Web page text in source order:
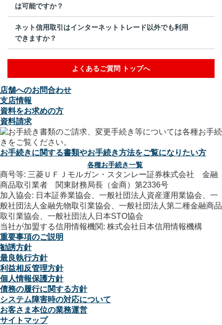
は可能ですか？
ネット信用取引はインターネットトレード以外でも利用
できますか？
よくあるご質問 トップへ
店舗へのお問合わせ
支店情報
資料をお求めの方
資料請求
お手続きに関する書類やお手続き方法をご覧になりたい方
各種お手続き一覧
商号等: 三菱ＵＦＪモルガン・スタンレー証券株式会社 金融
商品取引業者 関東財務局長（金商）第2336号
加入協会: 日本証券業協会、一般社団法人資産運用業協会、一
般社団法人金融先物取引業協会、一般社団法人第二種金融商品
取引業協会、一般社団法人日本STO協会
当社が加盟する信用情報機関: 株式会社日本信用情報機構
重要事項のご説明
勧誘方針
最良執行方針
利益相反管理方針
個人情報保護方針
債務の履行に関する方針
システム障害時の対応について
お客さま本位の業務運営
サイトマップ